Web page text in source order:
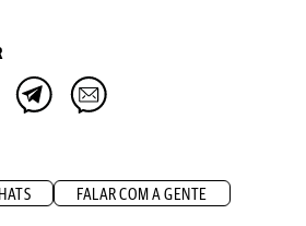
FALAR COM A GENTE